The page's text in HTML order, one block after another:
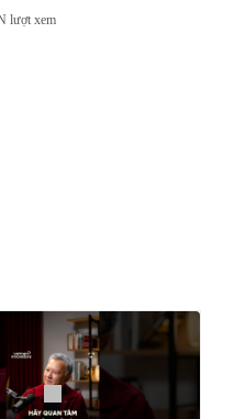
lượt xem